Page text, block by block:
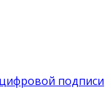
подписи